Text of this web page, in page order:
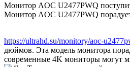
Монитор AOC U2477PWQ
Монитор AOC U2477PWQ
https://ultrahd.su/monitory/aoc-
дюймов. Эта модель монитора
современные 4K мониторы могут